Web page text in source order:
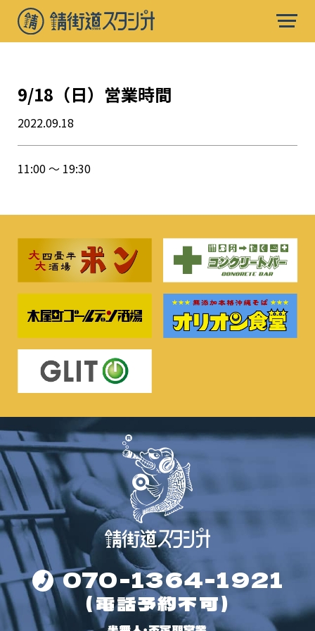
9/18（日）営業時間
2022.09.18
11:00 〜 19:30
070-1364-1921
（電話予約不可）